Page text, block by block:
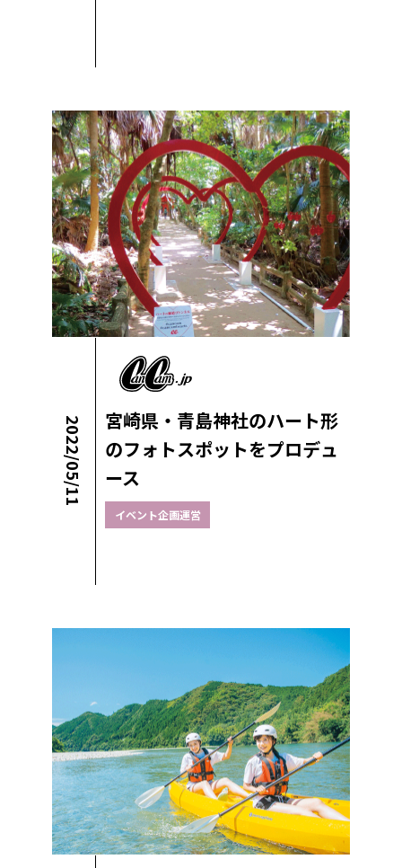
2022/05/11
宮崎県・青島神社のハート形
のフォトスポットをプロデュ
ース
イベント企画運営